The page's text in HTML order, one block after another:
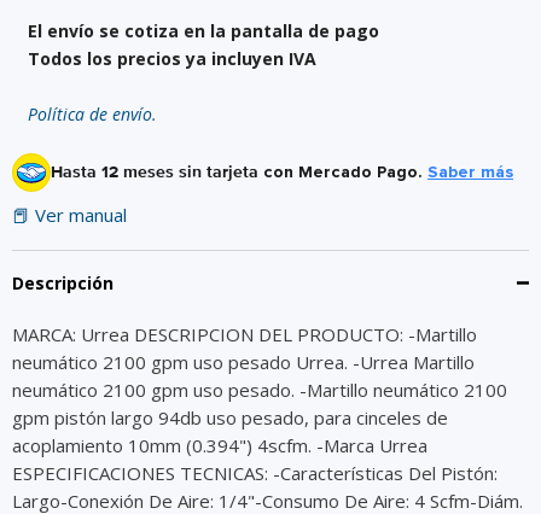
El envío se cotiza en la pantalla de pago
Todos los precios ya incluyen IVA
Política de envío.
Hasta 12 meses sin tarjeta con Mercado Pago. Saber más
📕 Ver manual
Descripción
MARCA: Urrea DESCRIPCION DEL PRODUCTO: -Martillo
neumático 2100 gpm uso pesado Urrea. -Urrea Martillo
neumático 2100 gpm uso pesado. -Martillo neumático 2100
gpm pistón largo 94db uso pesado, para cinceles de
acoplamiento 10mm (0.394") 4scfm. -Marca Urrea
ESPECIFICACIONES TECNICAS: -Características Del Pistón:
Largo-Conexión De Aire: 1/4"-Consumo De Aire: 4 Scfm-Diám.